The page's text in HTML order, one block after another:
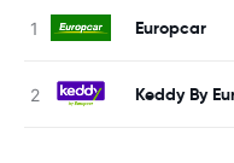
Europcar
Keddy By